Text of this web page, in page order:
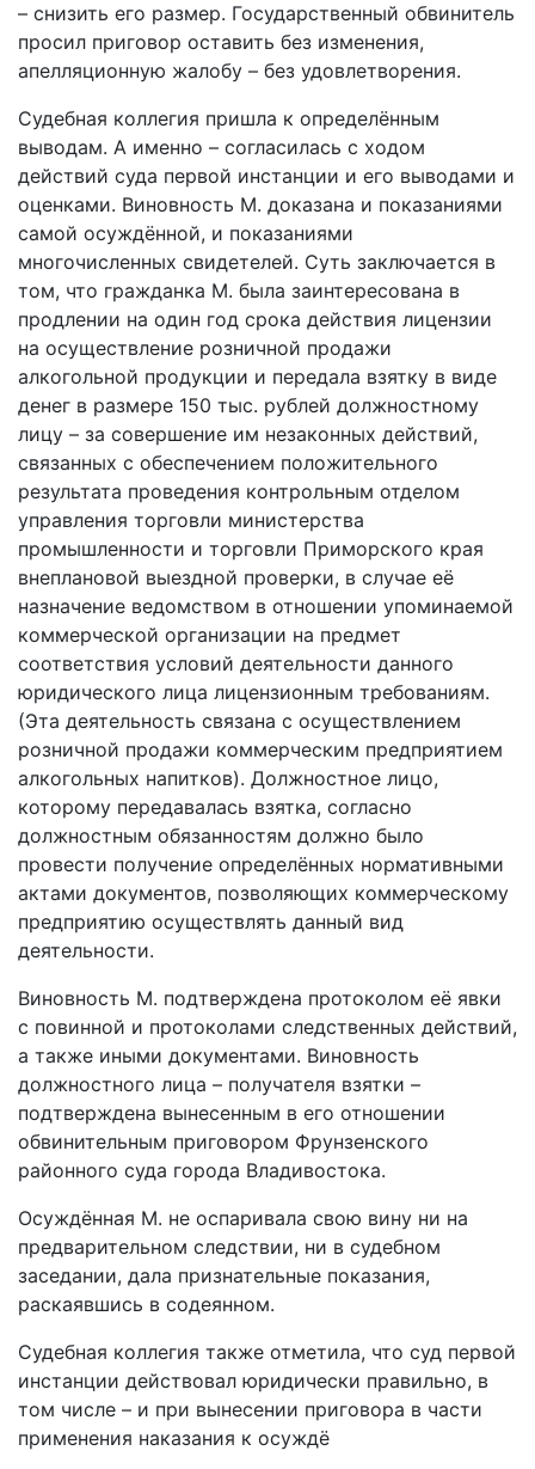
– снизить его размер. Государственный обвинитель
просил приговор оставить без изменения,
апелляционную жалобу – без удовлетворения.
Судебная коллегия пришла к определённым
выводам. А именно – согласилась с ходом
действий суда первой инстанции и его выводами и
оценками. Виновность М. доказана и показаниями
самой осуждённой, и показаниями
многочисленных свидетелей. Суть заключается в
том, что гражданка М. была заинтересована в
продлении на один год срока действия лицензии
на осуществление розничной продажи
алкогольной продукции и передала взятку в виде
денег в размере 150 тыс. рублей должностному
лицу – за совершение им незаконных действий,
связанных с обеспечением положительного
результата проведения контрольным отделом
управления торговли министерства
промышленности и торговли Приморского края
внеплановой выездной проверки, в случае её
назначение ведомством в отношении упоминаемой
коммерческой организации на предмет
соответствия условий деятельности данного
юридического лица лицензионным требованиям.
(Эта деятельность связана с осуществлением
розничной продажи коммерческим предприятием
алкогольных напитков). Должностное лицо,
которому передавалась взятка, согласно
должностным обязанностям должно было
провести получение определённых нормативными
актами документов, позволяющих коммерческому
предприятию осуществлять данный вид
деятельности.
Виновность М. подтверждена протоколом её явки
с повинной и протоколами следственных действий,
а также иными документами. Виновность
должностного лица – получателя взятки –
подтверждена вынесенным в его отношении
обвинительным приговором Фрунзенского
районного суда города Владивостока.
Осуждённая М. не оспаривала свою вину ни на
предварительном следствии, ни в судебном
заседании, дала признательные показания,
раскаявшись в содеянном.
Судебная коллегия также отметила, что суд первой
инстанции действовал юридически правильно, в
том числе – и при вынесении приговора в части
применения наказания к осуждё